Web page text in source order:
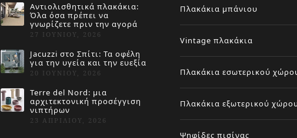
Αντιολισθητικά πλακάκια:
Όλα όσα πρέπει να
γνωρίζετε πριν την αγορά
27 ΙΟΥΝΊΟΥ, 2026
Jacuzzi στο Σπίτι: Τα οφέλη
για την υγεία και την ευεξία
20 ΙΟΥΝΊΟΥ, 2026
Terre del Nord: μια
αρχιτεκτονική προσέγγιση
νιπτήρων
23 ΑΠΡΙΛΊΟΥ, 2026
Πλακάκια μπάνιου
Vintage πλακάκια
Πλακάκια εσωτερικού
Πλακάκια εξωτερικού
Ψηφίδες πισίνας